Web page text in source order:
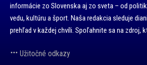
informácie zo Slovenska aj zo sveta – od
vedu, kultúru a šport. Naša redakcia sleduje
prehľad v každej chvíli. Spoľahnite sa na zdroj,
Užitočné odkazy